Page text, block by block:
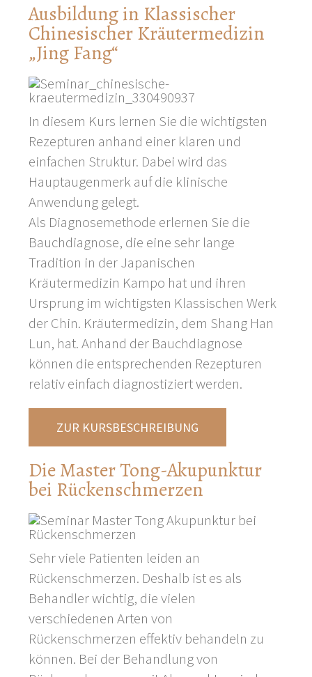
Ausbildung in Klassischer
Chinesischer Kräutermedizin
„Jing Fang“
In diesem Kurs lernen Sie die wichtigsten
Rezepturen anhand einer klaren und
einfachen Struktur. Dabei wird das
Hauptaugenmerk auf die klinische
Anwendung gelegt.
Als Diagnosemethode erlernen Sie die
Bauchdiagnose, die eine sehr lange
Tradition in der Japanischen
Kräutermedizin Kampo hat und ihren
Ursprung im wichtigsten Klassischen Werk
der Chin. Kräutermedizin, dem Shang Han
Lun, hat. Anhand der Bauchdiagnose
können die entsprechenden Rezepturen
relativ einfach diagnostiziert werden.
ZUR KURSBESCHREIBUNG
Die Master Tong-Akupunktur
bei Rückenschmerzen
Sehr viele Patienten leiden an
Rückenschmerzen. Deshalb ist es als
Behandler wichtig, die vielen
verschiedenen Arten von
Rückenschmerzen effektiv behandeln zu
können. Bei der Behandlung von